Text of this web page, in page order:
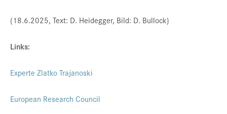
(18.6.2025, Text: D. Heidegger, Bild: D. Bullock)
Links:
Experte Zlatko Trajanoski
European Research Council